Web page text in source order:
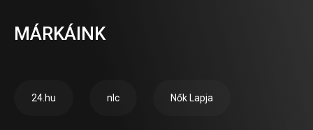
MÁRKÁINK
24.hu nlc Nők Lapja